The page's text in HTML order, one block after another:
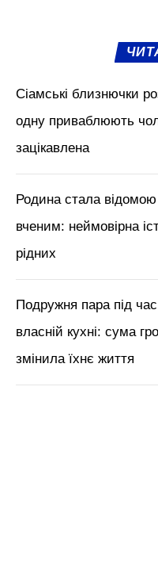
Сіамські близнючки
одну приваблюють
зацікавлена
Родина стала
вченим: неймовірна
рідних
Подружня пара під
власній кухні: сума
змінила їхнє життя